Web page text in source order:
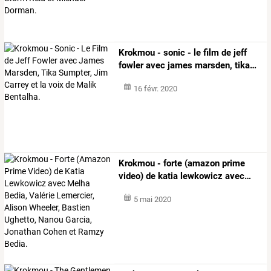
Krokmou - sonic - le film de jeff
fowleravec james marsden, tika…
16 févr. 2020
Krokmou - forte (amazon prime
video) de katia lewkowicz avec…
5 mai 2020